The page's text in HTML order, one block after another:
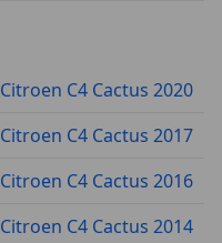
Citroen C4 Cactus 2020
Citroen C4 Cactus 2017
Citroen C4 Cactus 2016
Citroen C4 Cactus 2014